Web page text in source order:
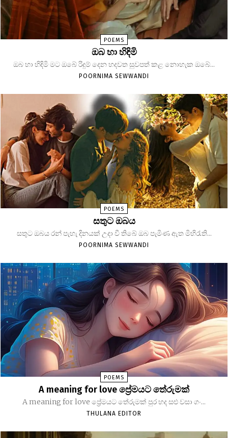
POEMS
ඔබ හා හිඳිමි
ඔබ හා හිඳිමි මට ඔබේ රිදුම් දෙන හදවත සුවපත් කළ නොහැක ඔබේ...
POORNIMA SEWWANDI
POEMS
සතුට ඔබය
සතුට ඔබය රන් පැහැ දිනයක් උදා වී තිබේ ඔබ පැමිණ ඇත මිහිරැති...
POORNIMA SEWWANDI
POEMS
A meaning for love ප්‍රේමයට තේරුමක්
A meaning for love ප්‍රේමයට තේරුමක් පුර හද සළු වසා ගං...
THULANA EDITOR